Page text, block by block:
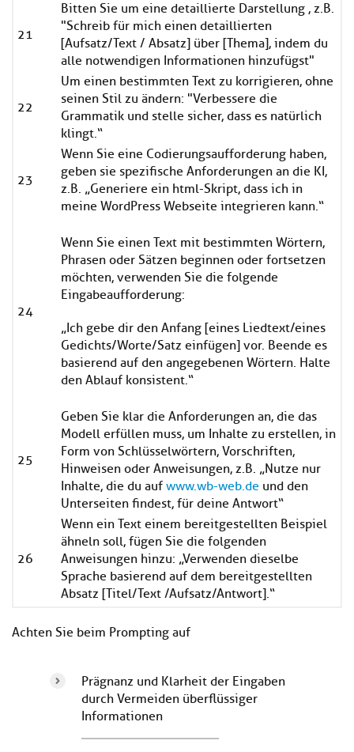
21
Bitten Sie um eine detaillierte Darstellung , z.B.
"Schreib für mich einen detaillierten
[Aufsatz/Text / Absatz] über [Thema], indem du
alle notwendigen Informationen hinzufügst"
22
Um einen bestimmten Text zu korrigieren, ohne
seinen Stil zu ändern: "Verbessere die
Grammatik und stelle sicher, dass es natürlich
klingt.“
23
Wenn Sie eine Codierungsaufforderung haben,
geben sie spezifische Anforderungen an die KI,
z.B. „Generiere ein html-Skript, dass ich in
meine WordPress Webseite integrieren kann.“
24
Wenn Sie einen Text mit bestimmten Wörtern,
Phrasen oder Sätzen beginnen oder fortsetzen
möchten, verwenden Sie die folgende
Eingabeaufforderung:
„Ich gebe dir den Anfang [eines Liedtext/eines
Gedichts/Worte/Satz einfügen] vor. Beende es
basierend auf den angegebenen Wörtern. Halte
den Ablauf konsistent.“
25
Geben Sie klar die Anforderungen an, die das
Modell erfüllen muss, um Inhalte zu erstellen, in
Form von Schlüsselwörtern, Vorschriften,
Hinweisen oder Anweisungen, z.B. „Nutze nur
Inhalte, die du auf www.wb-web.de und den
Unterseiten findest, für deine Antwort“
26
Wenn ein Text einem bereitgestellten Beispiel
ähneln soll, fügen Sie die folgenden
Anweisungen hinzu: „Verwenden dieselbe
Sprache basierend auf dem bereitgestellten
Absatz [Titel/Text /Aufsatz/Antwort].“
Achten Sie beim Prompting auf
Prägnanz und Klarheit der Eingaben
durch Vermeiden überflüssiger
Informationen